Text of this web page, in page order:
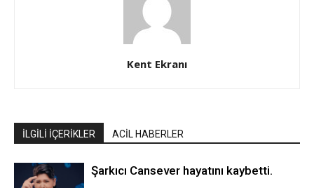
Kent Ekranı
İLGİLİ İÇERİKLER ACİL HABERLER
Şarkıcı Cansever hayatını kaybetti.